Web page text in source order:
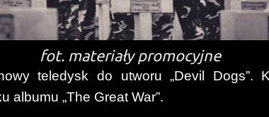
fot. materiały promocyjne
teledysk do utworu „Devil Dogs”.
albumu „The Great War”.